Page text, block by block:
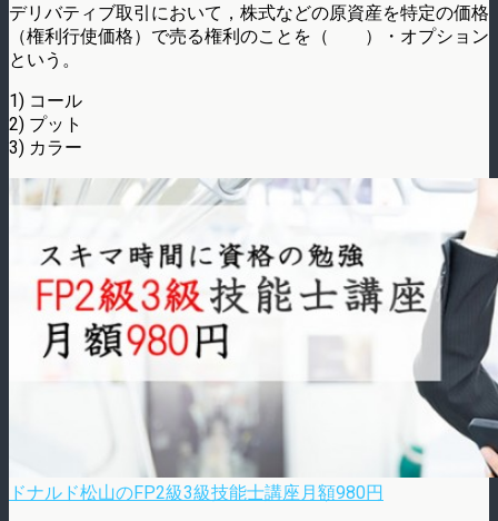
デリバティブ取引において，株式などの原資産を特定の価格
（権利行使価格）で売る権利­のことを（ ）・オプション
という。
1) コール
2) プット
3) カラー
ドナルド松山のFP2級3級技能士講座月額980円